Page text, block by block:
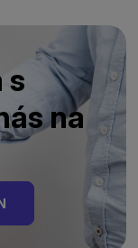
s
na